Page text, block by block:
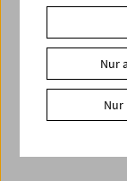
Nur
Nur